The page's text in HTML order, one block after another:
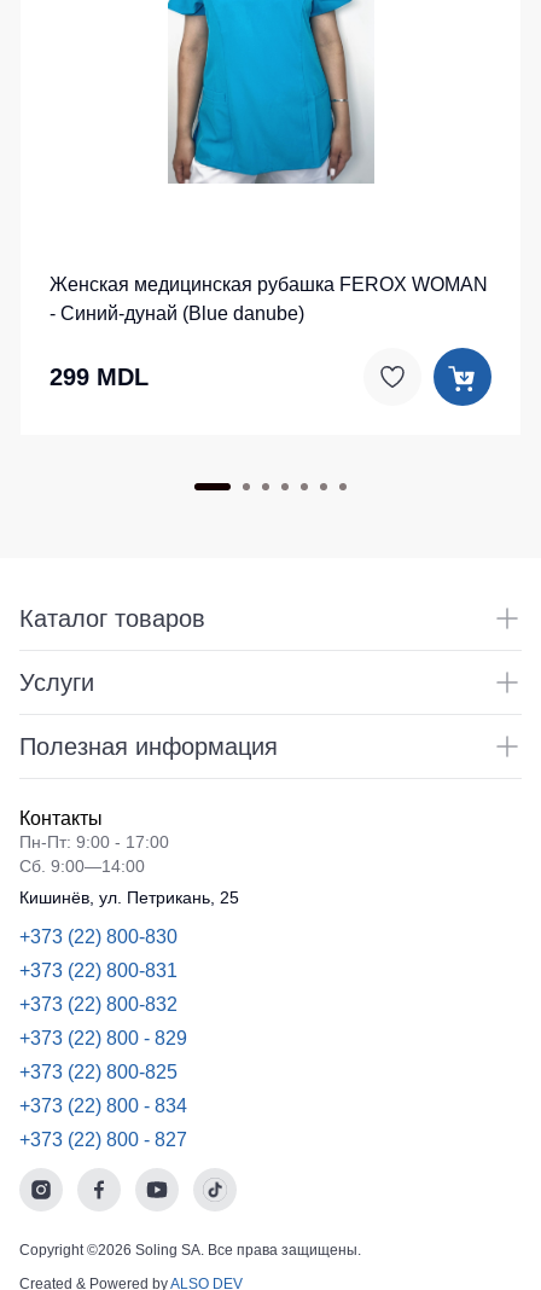
Женская медицинская рубашка FEROX WOMAN
- Синий-дунай (Blue danube)
299 MDL
Каталог товаров
Услуги
Полезная информация
Контакты
Пн-Пт: 9:00 - 17:00
Сб. 9:00—14:00
Кишинёв, ул. Петрикань, 25
+373 (22) 800-830
+373 (22) 800-831
+373 (22) 800-832
+373 (22) 800 - 829
+373 (22) 800-825
+373 (22) 800 - 834
+373 (22) 800 - 827
Copyright ©2026 Soling SA. Все права защищены.
Created & Powered byALSO DEV